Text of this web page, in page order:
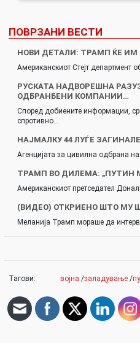
ПОВРЗАНИ ВЕСТИ
НОВИ ДЕТАЛИ: ТРАМП ЌЕ ИМ
Американскиот Стејт департмент
РУСКАТА НАДВОРЕШНА
ОДБРАНБЕНИ КОМПАНИИ…
Според добиените информации,
спротивно…
НАЈМАЛКУ 44 ЛУЃЕ
Агенцијата за цивилна одбрана
ТРАМП ВО ДИЛЕМА: „ПУТИН
Американскиот претседател
(ВИДЕО) ОТКРИЕНО ШТО МУ
Меланија Трамп мораше да
Тагови: војна /заладување /